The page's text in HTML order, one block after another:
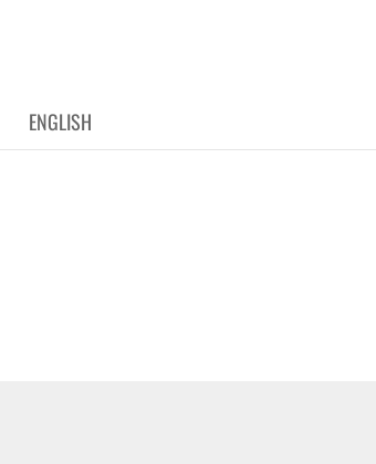
ENGLISH